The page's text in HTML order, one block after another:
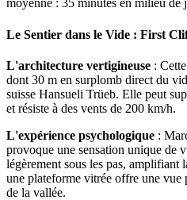
moyenne : 35 minutes en milieu de
Le Sentier dans le Vide : First
L'architecture vertigineuse :
dont 30 m en surplomb direct du
suisse Hansueli Trüeb. Elle peut
et résiste à des vents de 200 km/h.
L'expérience psychologique :
provoque une sensation unique de
légèrement sous les pas,
une plateforme vitrée offre une vue
de la vallée.